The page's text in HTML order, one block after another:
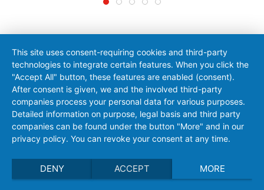
Contatto|Colofone|Protezione dei dati
Condizioni d’uso|Supporto remoto
This site uses consent-requiring cookies and third-party
technologies to integrate certain features. When you click the
"Accept All" button, these features are enabled (consent).
After consent is given, we and the involved third-party
companies process your personal data for various purposes.
Detailed information on purpose, legal basis and third party
companies can be found under the button "More" and in our
privacy policy. You can revoke your consent at any time.
DENY ACCEPT MORE